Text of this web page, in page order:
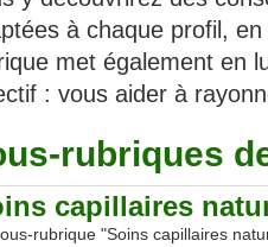
à chaque profil,
met également en
: vous aider à
rubriques
capillaires
rubrique "Soins capillaires